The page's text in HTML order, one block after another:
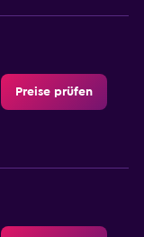
Preise prüfen